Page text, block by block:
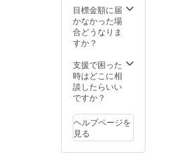
5月24日
(土)
①11
時〜
〜(予定)
どちら
かお選
び下さ
所：福
岡県福
岡市博
多区 ・
目標金額に届
かなかった場
合どうなりま
すか？
支援で困った
時はどこに相
談したらいい
ですか？
ヘルプページを
見る